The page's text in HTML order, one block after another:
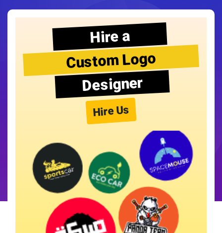
Hire a
Custom Logo
Designer
Hire Us